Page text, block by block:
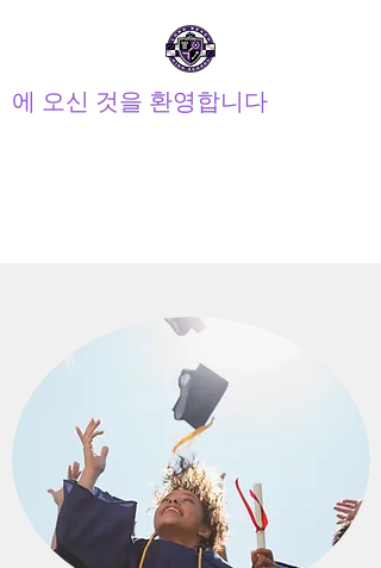
에 오신 것을 환영합니다